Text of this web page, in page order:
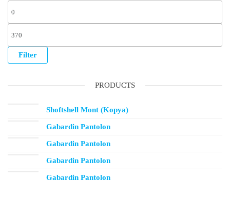
Filter
PRODUCTS
Shoftshell Mont (Kopya)
Gabardin Pantolon
Gabardin Pantolon
Gabardin Pantolon
Gabardin Pantolon